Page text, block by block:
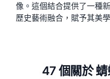
像。這個結合提供了一種
歷史藝術融合，賦予其美
47 個關於